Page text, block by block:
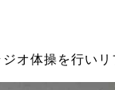
オ体操を行いリ